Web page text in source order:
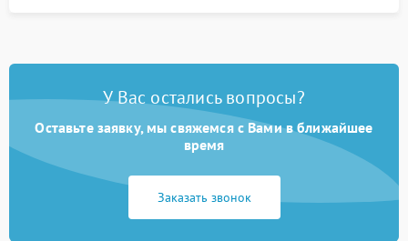
У Вас остались вопросы?
Оставьте заявку, мы свяжемся с Вами в ближайшее
время
Заказать звонок